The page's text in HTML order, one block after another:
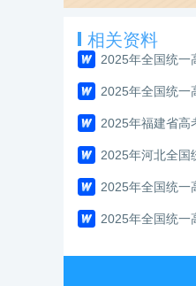
相关资料
2025年全国统一
2025年全国统一
2025年福建省高
2025年河北全国
2025年全国统一
2025年全国统一